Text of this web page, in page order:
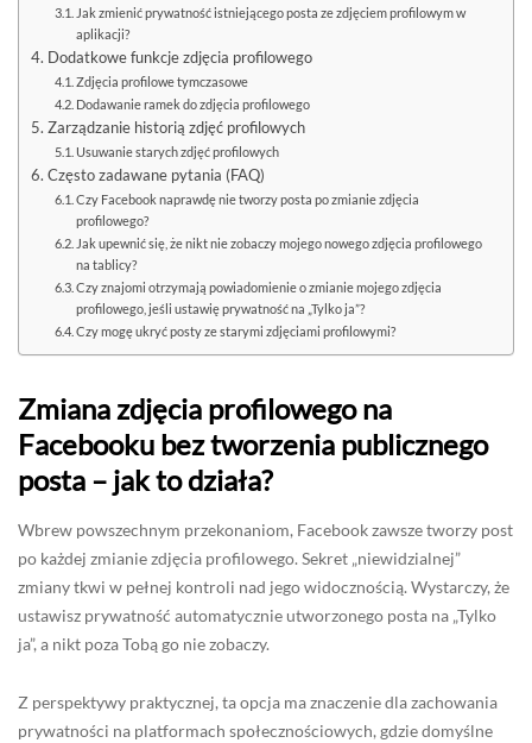
Jak zmienić prywatność istniejącego posta ze zdjęciem profilowym w
aplikacji?
Dodatkowe funkcje zdjęcia profilowego
Zdjęcia profilowe tymczasowe
Dodawanie ramek do zdjęcia profilowego
Zarządzanie historią zdjęć profilowych
Usuwanie starych zdjęć profilowych
Często zadawane pytania (FAQ)
Czy Facebook naprawdę nie tworzy posta po zmianie zdjęcia
profilowego?
Jak upewnić się, że nikt nie zobaczy mojego nowego zdjęcia profilowego
na tablicy?
Czy znajomi otrzymają powiadomienie o zmianie mojego zdjęcia
profilowego, jeśli ustawię prywatność na „Tylko ja”?
Czy mogę ukryć posty ze starymi zdjęciami profilowymi?
Zmiana zdjęcia profilowego na
Facebooku bez tworzenia publicznego
posta – jak to działa?
Wbrew powszechnym przekonaniom, Facebook zawsze tworzy post
po każdej zmianie zdjęcia profilowego. Sekret „niewidzialnej”
zmiany tkwi w pełnej kontroli nad jego widocznością. Wystarczy, że
ustawisz prywatność automatycznie utworzonego posta na „Tylko
ja”, a nikt poza Tobą go nie zobaczy.
Z perspektywy praktycznej, ta opcja ma znaczenie dla zachowania
prywatności na platformach społecznościowych, gdzie domyślne